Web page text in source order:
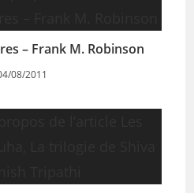
– Frank M. Robinson
08/2011